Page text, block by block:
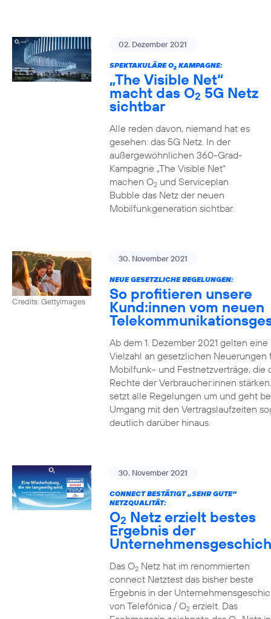
02. Dezember 2021
SPEKTAKULÄRE O2KAMPAGNE:
„The Visible Net“
macht das O2 5G Netz
sichtbar
Alle reden davon, niemand hat es
gesehen: das 5G Netz. In der
außergewöhnlichen 360-Grad-
Kampagne „The Visible Net“
machen O2und Serviceplan
Bubble das Netz der neuen
Mobilfunkgeneration sichtbar.
Credits: Gettyimages
30. November 2021
NEUE GESETZLICHE REGELUNGEN:
So profitieren unsere
Kund:innen vom neuen
Ab dem 1. Dezember 2021 gelten eine
Vielzahl an gesetzlichen Neuerungen
Mobilfunk- und Festnetzverträge, die
Rechte der Verbraucher:innen
setzt alle Regelungen um und geht
Umgang mit den Vertragslaufzeiten
deutlich darüber hinaus.
30. November 2021
CONNECT BESTÄTIGT „SEHR GUTE“
NETZQUALITÄT:
O2 Netz erzielt bestes
Ergebnis der
Das O2Netz hat im renommierten
connect Netztest das bisher beste
Ergebnis in der
von Telefónica / O2erzielt. Das